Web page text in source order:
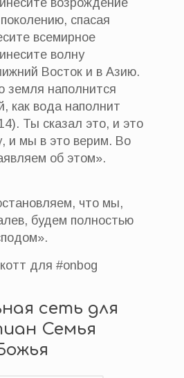
возрождение
спасая
всемирное
волну
Восток и в Азию.
земля наполнится
как вода наполнит
Ты сказал это, и это
и мы в это верим. Во
об этом».
что мы,
будем полностью
для #onbog
сеть для
Семья